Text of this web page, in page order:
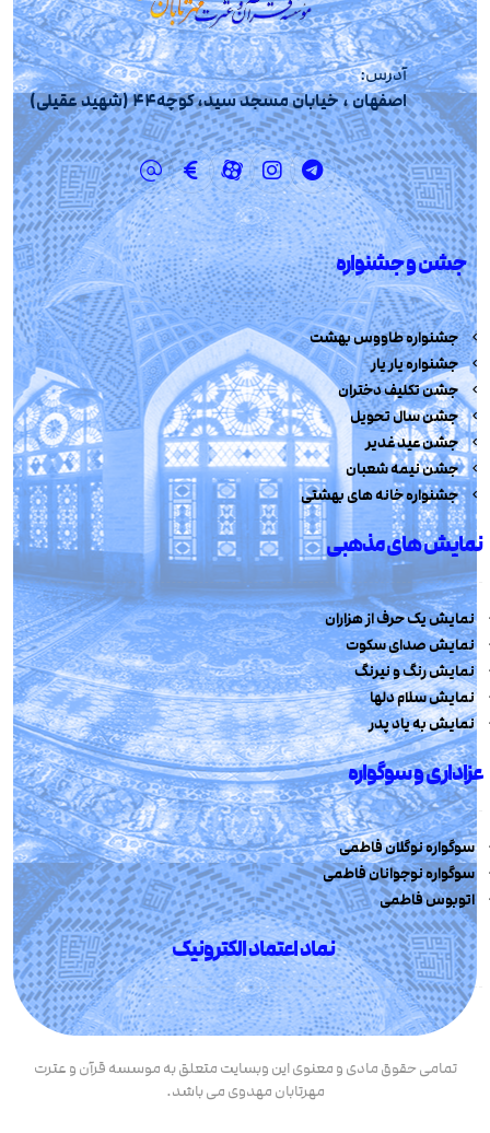
آدرس:
اصفهان ، خیابان مسجد سید، کوچه44 (شهید عقیلی)
جشن و جشنواره
جشنواره طاووس بهشت
جشنواره یار یار
جشن تکلیف دختران
جشن سال تحویل
جشن عید غدیر
جشن نیمه شعبان
جشنواره خانه های بهشتی
نمایش های مذهبی
نمایش یک حرف از هزاران
نمایش صدای سکوت
نمایش رنگ و نیرنگ
نمایش سلام دلها
نمایش به یاد پدر
عزاداری و سوگواره
سوگواره نوگلان فاطمی
سوگواره نوجوانان فاطمی
اتوبوس فاطمی
نماد اعتماد الکترونیک
تمامی حقوق مادی و معنوی این وبسایت متعلق به موسسه قرآن و عترت
مهرتابان مهدوی می باشد.